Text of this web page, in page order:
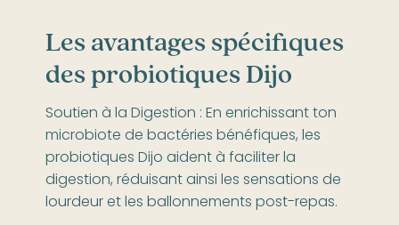
Les avantages spécifiques
des probiotiques Dijo
Soutien à la Digestion : En enrichissant ton
microbiote de bactéries bénéfiques, les
probiotiques Dijo aident à faciliter la
digestion, réduisant ainsi les sensations de
lourdeur et les ballonnements post-repas.